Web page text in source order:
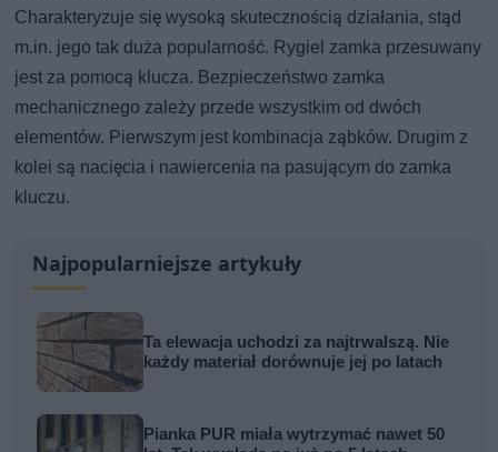
Charakteryzuje się wysoką skutecznością działania, stąd
m.in. jego tak duża popularność. Rygiel zamka przesuwany
jest za pomocą klucza. Bezpieczeństwo zamka
mechanicznego zależy przede wszystkim od dwóch
elementów. Pierwszym jest kombinacja ząbków. Drugim z
kolei są nacięcia i nawiercenia na pasującym do zamka
kluczu.
Najpopularniejsze artykuły
Ta elewacja uchodzi za najtrwalszą. Nie
każdy materiał dorównuje jej po latach
Pianka PUR miała wytrzymać nawet 50